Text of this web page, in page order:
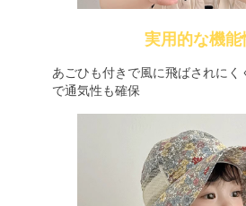
実用的な機能
あごひも付きで風に飛ばされにく
で通気性も確保